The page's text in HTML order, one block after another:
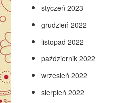
styczeń 2023
grudzień 2022
listopad 2022
październik 2022
wrzesień 2022
sierpień 2022